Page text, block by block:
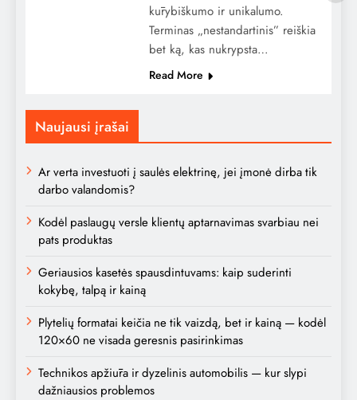
kūrybiškumo ir unikalumo.
Terminas „nestandartinis” reiškia
bet ką, kas nukrypsta…
Read More
Naujausi įrašai
Ar verta investuoti į saulės elektrinę, jei įmonė dirba tik
darbo valandomis?
Kodėl paslaugų versle klientų aptarnavimas svarbiau nei
pats produktas
Geriausios kasetės spausdintuvams: kaip suderinti
kokybę, talpą ir kainą
Plytelių formatai keičia ne tik vaizdą, bet ir kainą — kodėl
120×60 ne visada geresnis pasirinkimas
Technikos apžiūra ir dyzelinis automobilis — kur slypi
dažniausios problemos